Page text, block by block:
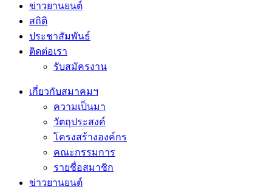
ข่าวยานยนต์
สถิติ
ประชาสัมพันธ์
ติดต่อเรา
รับสมัครงาน
เกี่ยวกับสมาคมฯ
ความเป็นมา
วัตถุประสงค์
โครงสร้างองค์กร
คณะกรรมการ
รายชื่อสมาชิก
ข่าวยานยนต์